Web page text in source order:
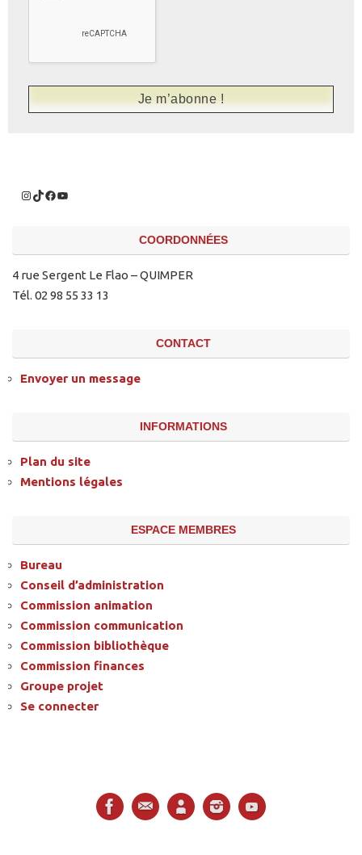
COORDONNÉES
4 rue Sergent Le Flao – QUIMPER
Tél. 02 98 55 33 13
CONTACT
Envoyer un message
INFORMATIONS
Plan du site
Mentions légales
ESPACE MEMBRES
Bureau
Conseil d’administration
Commission animation
Commission communication
Commission bibliothèque
Commission finances
Groupe projet
Se connecter